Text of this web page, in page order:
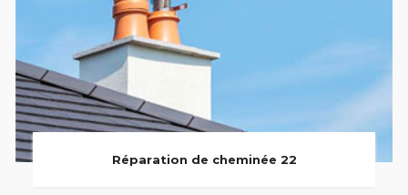
Réparation de cheminée 22